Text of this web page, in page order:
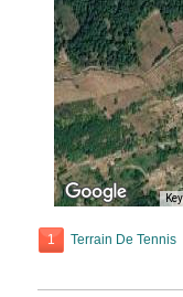
1 Terrain De Tennis